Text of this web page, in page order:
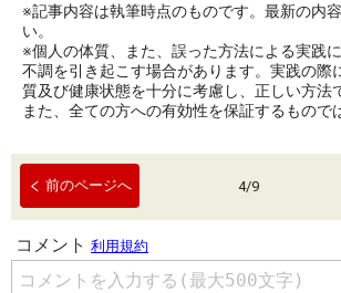
※記事内容は執筆時点のものです。最新の内
い。
※個人の体質、また、誤った方法による実践
不調を引き起こす場合があります。実践の際
質及び健康状態を十分に考慮し、正しい方法
また、全ての方への有効性を保証するもので
前のページへ 4/9